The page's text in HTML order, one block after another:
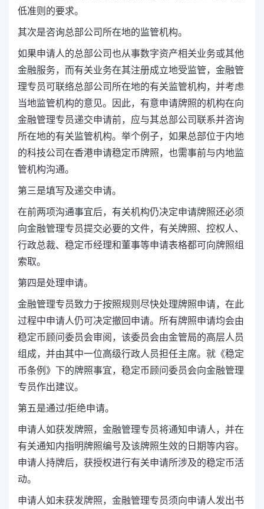
低准则的要求。
其次是咨询总部公司所在地的监管机构。
如果申请人的总部公司也从事数字资产相关业务或其他
金融服务，而有关业务在其注册成立地受监管，金融管
理专员可联络总部公司所在地的有关监管机构，并考虑
当地监管机构的意见。因此，有意申请牌照的机构在向
金融管理专员递交申请前，应与其总部公司联系并咨询
所在地的有关监管机构。举个例子，如果总部位于内地
的科技公司在香港申请稳定币牌照，也需事前与内地监
管机构沟通。
第三是填写及递交申请。
在前两项沟通事宜后，有关机构仍决定申请牌照还必须
向金融管理专员提交必要的文件，有关牌照、控权人、
行政总裁、稳定币经理和董事等申请表格都可向牌照组
索取。
第四是处理申请。
金融管理专员致力于按照规则尽快处理牌照申请，在此
过程中申请人仍可决定撤回申请。所有牌照申请均会由
稳定币顾问委员会审阅，该委员会由金管局的高层人员
组成，并由其中一位高级行政人员担任主席。就《稳定
币条例》下的牌照事宜，稳定币顾问委员会向金融管理
专员作出建议。
第五是通过/拒绝申请。
申请人如获发牌照，金融管理专员将通知申请人，并在
有关通知内指明牌照编号及该牌照生效的日期等内容。
申请人持牌后，获授权进行有关申请所涉及的稳定币活
动。
申请人如未获发牌照，金融管理专员须向申请人发出书